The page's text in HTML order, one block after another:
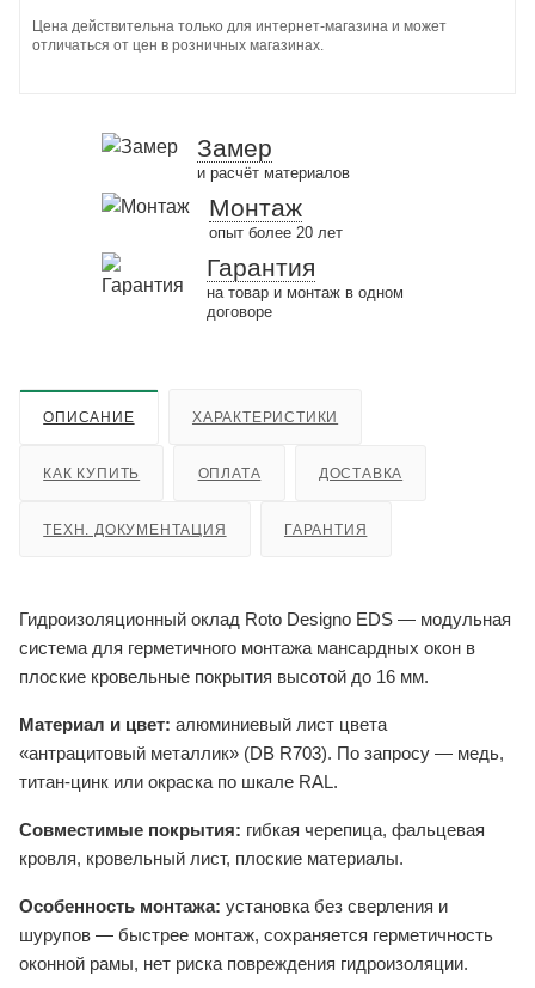
Цена действительна только для интернет-магазина и может
отличаться от цен в розничных магазинах.
Замер
и расчёт материалов
Монтаж
опыт более 20 лет
Гарантия
на товар и монтаж в одном
договоре
ОПИСАНИЕ ХАРАКТЕРИСТИКИ
КАК КУПИТЬ ОПЛАТА ДОСТАВКА
ТЕХН. ДОКУМЕНТАЦИЯ ГАРАНТИЯ
Гидроизоляционный оклад Roto Designo EDS — модульная
система для герметичного монтажа мансардных окон в
плоские кровельные покрытия высотой до 16 мм.
Материал и цвет: алюминиевый лист цвета
«антрацитовый металлик» (DB R703). По запросу — медь,
титан-цинк или окраска по шкале RAL.
Совместимые покрытия: гибкая черепица, фальцевая
кровля, кровельный лист, плоские материалы.
Особенность монтажа: установка без сверления и
шурупов — быстрее монтаж, сохраняется герметичность
оконной рамы, нет риска повреждения гидроизоляции.